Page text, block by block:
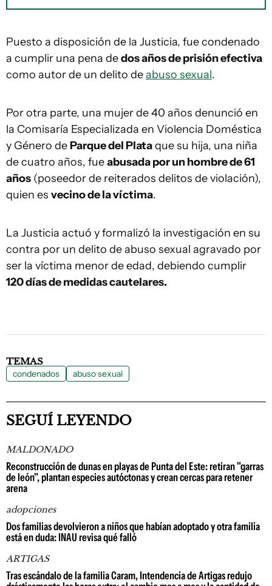
Puesto a disposición de la Justicia, fue condenado
a cumplir una pena dedos años de prisión efectiva
como autor de un delito deabuso sexual.
Por otra parte, una mujer de 40 años denunció en
la Comisaría Especializada en Violencia Doméstica
y Género de Parque del Plataque su hija, una niña
de cuatro años, fueabusada por un hombre de 61
años (poseedor de reiterados delitos de violación),
quien es vecino de la víctima.
La Justicia actuó y formalizó la investigación en su
contra por un delito de abuso sexual agravado por
ser la víctima menor de edad, debiendo cumplir
120 días de medidas cautelares.
TEMAS
condenados abuso sexual
SEGUÍ LEYENDO
MALDONADO
Reconstrucción de dunas en playas de Punta del Este: retiran "garras
de león", plantan especies autóctonas y crean cercas para retener
arena
adopciones
Dos familias devolvieron a niños que habían adoptado y otra familia
está en duda: INAU revisa qué falló
ARTIGAS
Tras escándalo de la familia Caram, Intendencia de Artigas redujo